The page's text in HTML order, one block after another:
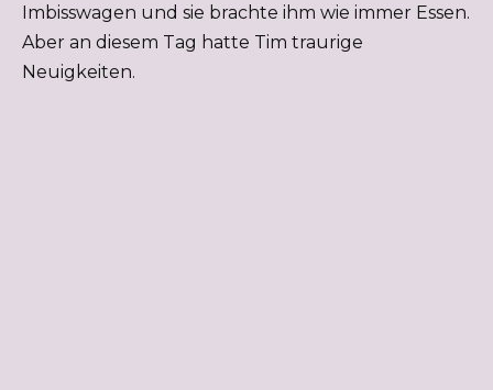
Imbisswagen und sie brachte ihm wie immer Essen.
Aber an diesem Tag hatte Tim traurige
Neuigkeiten.